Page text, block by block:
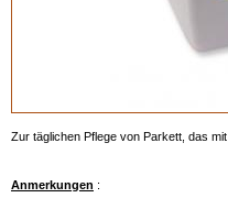
Zur täglichen Pflege von Parkett, das mit
Anmerkungen :